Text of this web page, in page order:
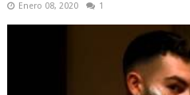
Enero 08, 2020 1